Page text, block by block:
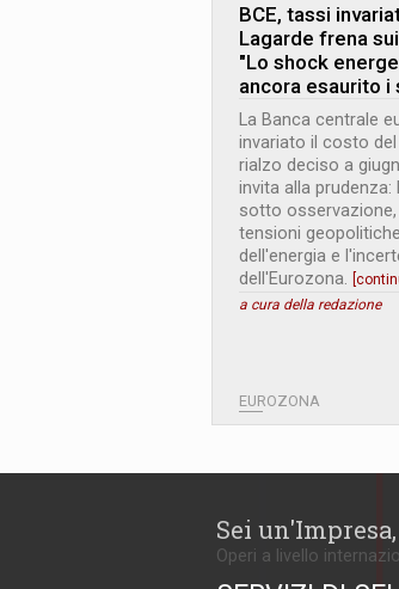
BCE, tassi
Lagarde frena
"Lo shock
ancora esaurito
La Banca centrale
invariato il costo del
rialzo deciso a
invita alla
sotto
tensioni
dell'energia e
dell'Eurozona.
a cura della redazione
EUROZONA
Sei
Operi a livello